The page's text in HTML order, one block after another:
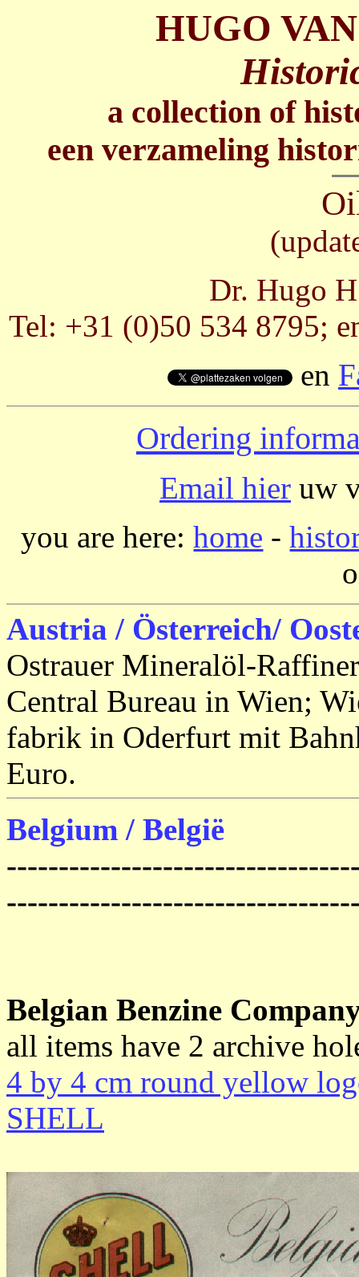
HUGO
a collection of
een verzameling
Dr. Hugo
Tel: +31 (0)50 534 8795;
en
Ordering
Email hier uw
you are here:home -
Austria / Österreich/
Ostrauer Mineralöl-
Central Bureau in Wien;
fabrik in Oderfurt mit
Euro.
Belgium / België
Belgian Benzine
all items have 2 archive
4 by 4 cm round yellow
SHELL